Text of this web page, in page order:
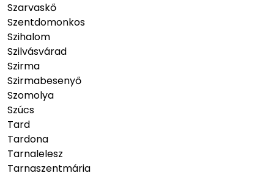
Szarvaskő
Szentdomonkos
Szihalom
Szilvásvárad
Szirma
Szirmabesenyő
Szomolya
Szúcs
Tard
Tardona
Tarnalelesz
Tarnaszentmária